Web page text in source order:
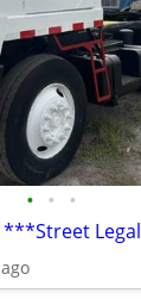
• • •
***Street Legal